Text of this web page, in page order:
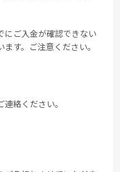
にご入金が確認できない
す。ご注意ください。
絡ください。